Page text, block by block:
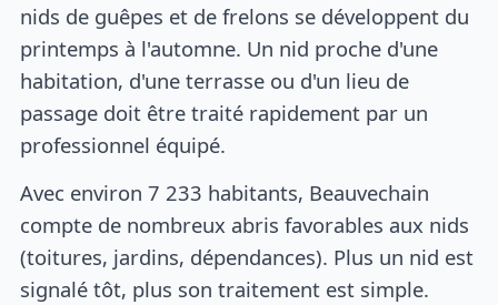
nids de guêpes et de frelons se développent du
printemps à l'automne. Un nid proche d'une
habitation, d'une terrasse ou d'un lieu de
passage doit être traité rapidement par un
professionnel équipé.
Avec environ 7 233 habitants, Beauvechain
compte de nombreux abris favorables aux nids
(toitures, jardins, dépendances). Plus un nid est
signalé tôt, plus son traitement est simple.